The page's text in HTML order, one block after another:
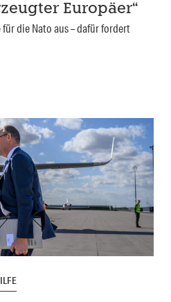
Europäer“
die Nato aus – dafür fordert